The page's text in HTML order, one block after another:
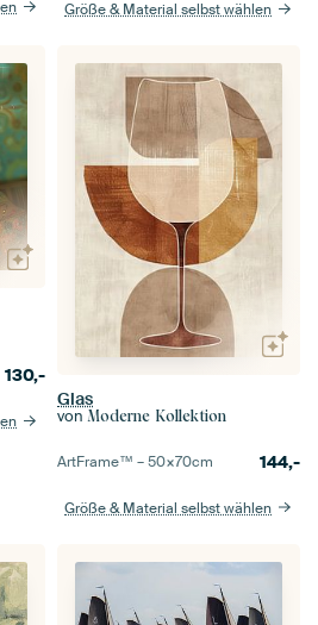
Größe & Material selbst wählen
130,-
Glas
von Moderne Kollektion
ArtFrame™ –50×70cm 144,-
Größe & Material selbst wählen